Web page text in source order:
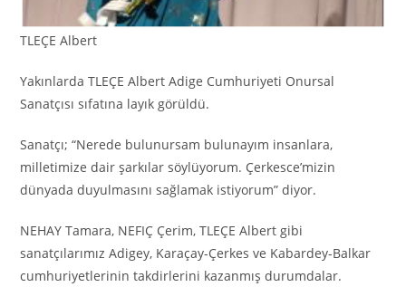
TLEÇE Albert
Yakınlarda TLEÇE Albert Adige Cumhuriyeti Onursal
Sanatçısı sıfatına layık görüldü.
Sanatçı; “Nerede bulunursam bulunayım insanlara,
milletimize dair şarkılar söylüyorum. Çerkesce’mizin
dünyada duyulmasını sağlamak istiyorum” diyor.
NEHAY Tamara, NEFIÇ Çerim, TLEÇE Albert gibi
sanatçılarımız Adigey, Karaçay-Çerkes ve Kabardey-Balkar
cumhuriyetlerinin takdirlerini kazanmış durumdalar.